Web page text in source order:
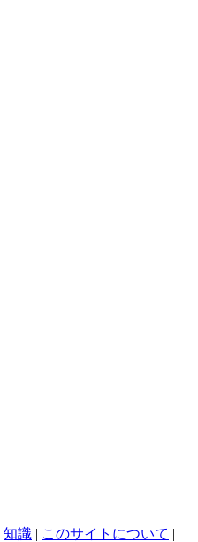
知識 | このサイトについて |